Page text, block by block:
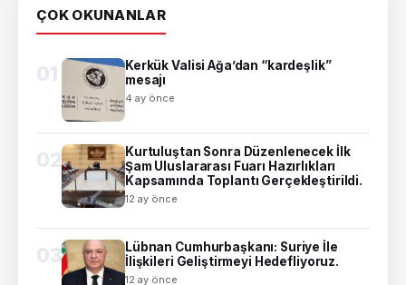
ÇOK OKUNANLAR
01
Kerkük Valisi Ağa’dan “kardeşlik”
mesajı
4 ay önce
02
Kurtuluştan Sonra Düzenlenecek İlk
Şam Uluslararası Fuarı Hazırlıkları
Kapsamında Toplantı Gerçekleştirildi.
12 ay önce
03
Lübnan Cumhurbaşkanı: Suriye İle
İlişkileri Geliştirmeyi Hedefliyoruz.
12 ay önce